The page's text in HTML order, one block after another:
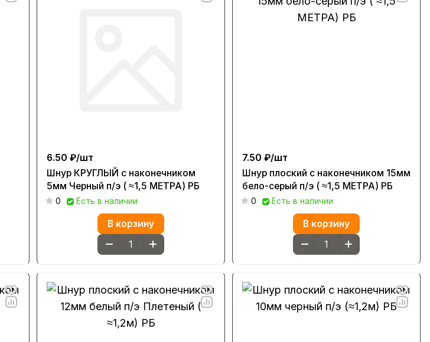
6.50 ₽/шт
Шнур КРУГЛЫЙ с наконечником
5мм Черный п/э ( ≈1,5 МЕТРА) РБ
0 Есть в наличии
В корзину
7.50 ₽/шт
Шнур плоский с наконечником 15мм
бело-серый п/э ( ≈1,5 МЕТРА) РБ
0 Есть в наличии
В корзину